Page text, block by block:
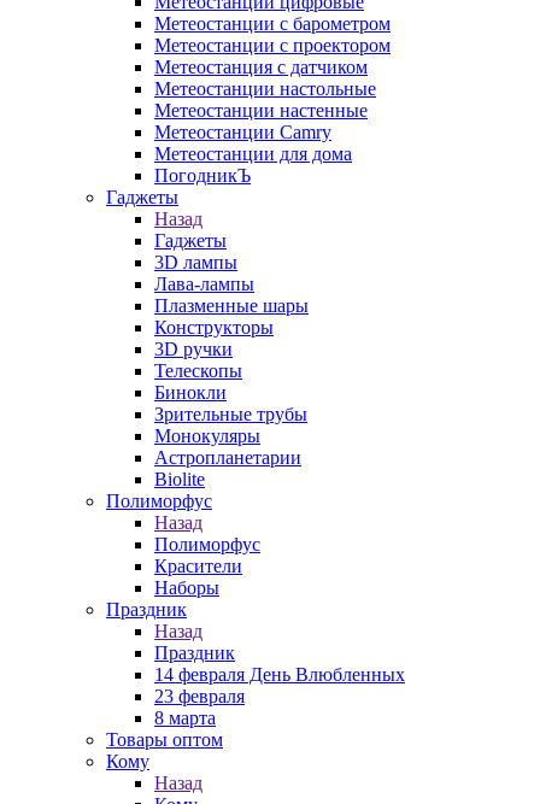
Метеостанции с барометром
Метеостанции с проектором
Метеостанция с датчиком
Метеостанции настольные
Метеостанции настенные
Метеостанции Camry
Метеостанции для дома
ПогодникЪ
Гаджеты
Назад
Гаджеты
3D лампы
Лава-лампы
Плазменные шары
Конструкторы
3D ручки
Телескопы
Бинокли
Зрительные трубы
Монокуляры
Астропланетарии
Biolite
Полиморфус
Назад
Полиморфус
Красители
Наборы
Праздник
Назад
Праздник
14 февраля День Влюбленных
23 февраля
8 марта
Товары оптом
Кому
Назад